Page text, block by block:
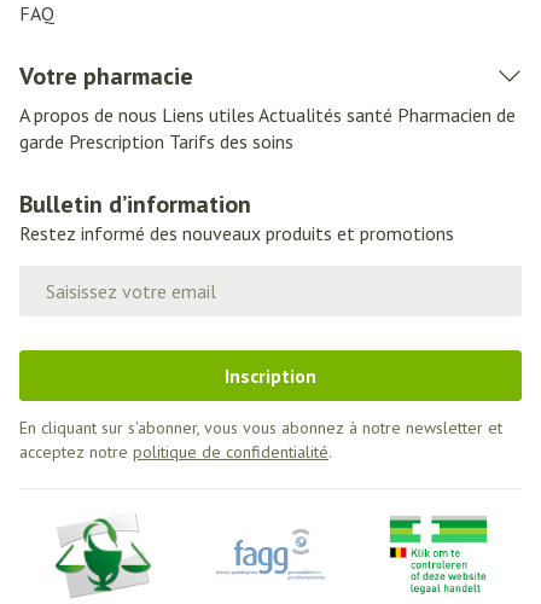
FAQ
Votre pharmacie
A propos de nous Liens utiles Actualités santé Pharmacien de
garde Prescription Tarifs des soins
Bulletin d’information
Restez informé des nouveaux produits et promotions
Inscription
En cliquant sur s'abonner, vous vous abonnez à notre newsletter et
acceptez notre politique de confidentialité.